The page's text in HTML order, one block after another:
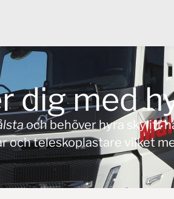
dig med
och behöverhyra skylift
och teleskoplastare vilket